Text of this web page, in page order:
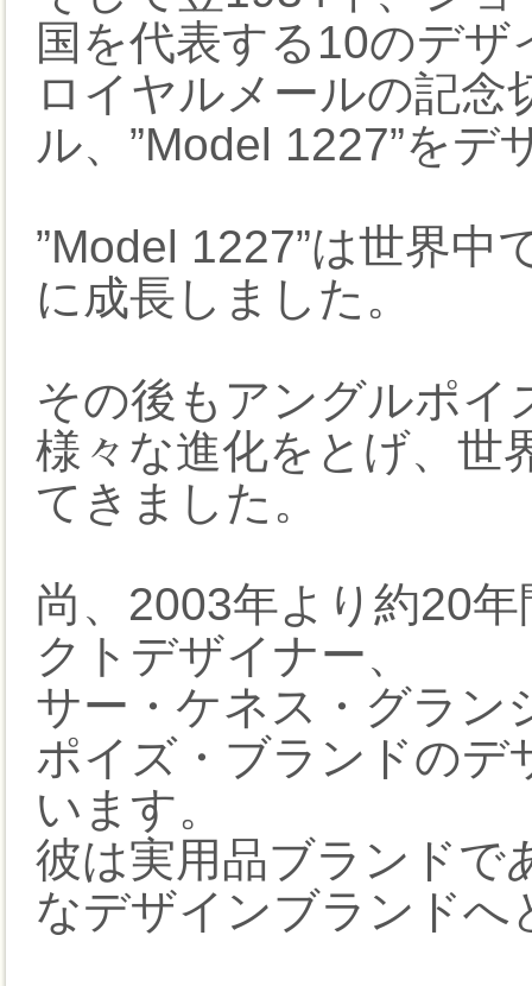
国を代表する10のデザ
ロイヤルメールの記念
ル、”Model 1227”をデ
”Model 1227”は世界
に成長しました。
その後もアングルポイ
様々な進化をとげ、世
てきました。
尚、2003年より約20
クトデザイナー、
サー・ケネス・グラン
ポイズ・ブランドのデ
います。
彼は実用品ブランドで
なデザインブランドへ